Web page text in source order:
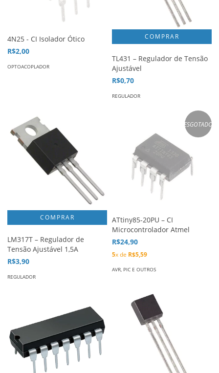
4N25 - CI Isolador Ótico
R$2,00
OPTOACOPLADOR
TL431 – Regulador de Tensão
Ajustável
R$0,70
REGULADOR
LM317T – Regulador de
Tensão Ajustável 1,5A
R$3,90
REGULADOR
ESGOTADO
ATtiny85-20PU – CI
Microcontrolador Atmel
R$24,90
5x de R$5,59
AVR, PIC E OUTROS